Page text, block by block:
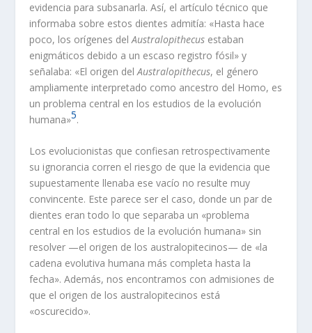
evidencia para subsanarla. Así, el artículo técnico que
informaba sobre estos dientes admitía: «Hasta hace
poco, los orígenes delAustralopithecus estaban
enigmáticos debido a un escaso registro fósil» y
señalaba: «El origen delAustralopithecus, el género
ampliamente interpretado como ancestro del Homo, es
un problema central en los estudios de la evolución
humana»5.
Los evolucionistas que confiesan retrospectivamente
su ignorancia corren el riesgo de que la evidencia que
supuestamente llenaba ese vacío no resulte muy
convincente. Este parece ser el caso, donde un par de
dientes eran todo lo que separaba un «problema
central en los estudios de la evolución humana» sin
resolver —el origen de los australopitecinos— de «la
cadena evolutiva humana más completa hasta la
fecha». Además, nos encontramos con admisiones de
que el origen de los australopitecinos está
«oscurecido».